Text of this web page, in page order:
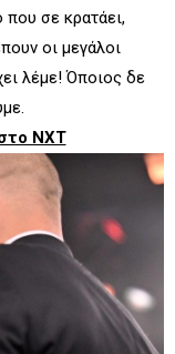
που σε κρατάει,
οι μεγάλοι
λέμε! Όποιος δε
NXT